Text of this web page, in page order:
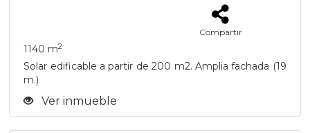
Compartir
1140 m2
Solar edificable a partir de 200 m2. Amplia fachada (19
m.)
Ver inmueble